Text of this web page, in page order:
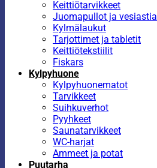
Keittiötarvikkeet
Juomapullot ja
Kylmälaukut
Tarjottimet ja tabletit
Keittiötekstiilit
Fiskars
Kylpyhuone
Kylpyhuonematot
Tarvikkeet
Suihkuverhot
Pyyhkeet
Saunatarvikkeet
WC-harjat
Ammeet ja potat
Puutarha